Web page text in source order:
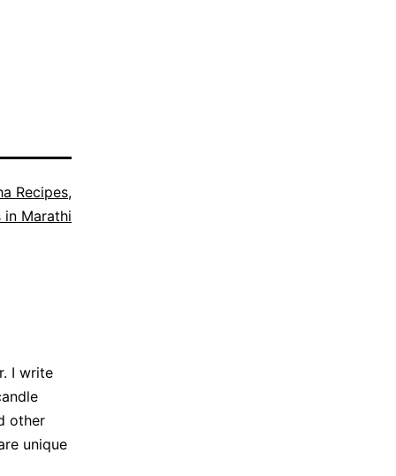
Recipes,
in Marathi
I write
other
unique